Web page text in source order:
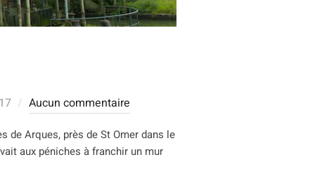
Aucun commentaire
de Arques, près de St Omer dans le
aux péniches à franchir un mur